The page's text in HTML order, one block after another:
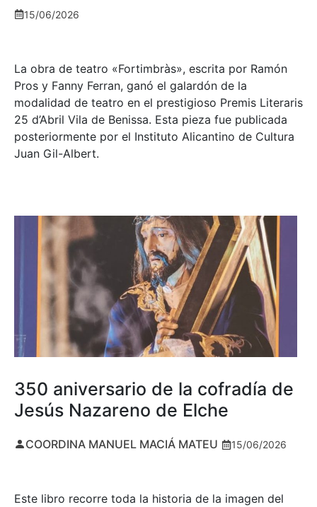
15/06/2026
La obra de teatro «Fortimbràs», escrita por Ramón
Pros y Fanny Ferran, ganó el galardón de la
modalidad de teatro en el prestigioso Premis Literaris
25 d’Abril Vila de Benissa. Esta pieza fue publicada
posteriormente por el Instituto Alicantino de Cultura
Juan Gil-Albert.
350 aniversario de la cofradía de
Jesús Nazareno de Elche
COORDINA MANUEL MACIÁ MATEU 15/06/2026
Este libro recorre toda la historia de la imagen del